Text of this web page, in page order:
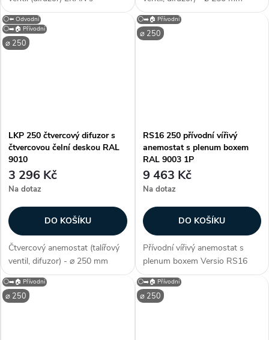
průměrem připojení 250 mm. S
neperforovaným čelním
panelem je určen...
(průměr), barva bílá (jako
RAL9003), vhodný do
kazetových stropů, univerzální
⌀ 250
⚪⬅️ Odvodní
⚪➡️🏠 Přívodní
LKP 250 čtvercový difuzor s
čtvercovou čelní deskou RAL
9010
3 296 Kč
Na dotaz
DO KOŠÍKU
Čtvercový anemostat (talířový
ventil, difuzor) - ⌀ 250 mm
(průměr), barva bílá (jako
RAL9010), vhodný do
kazetových stropů, univerzální
⌀ 250
⚪➡️🏠 Přívodní
RS16 250 přívodní vířivý
anemostat s plenum boxem
RAL 9003 1P
9 463 Kč
Na dotaz
DO KOŠÍKU
Přívodní vířivý anemostat s
plenum boxem Versio RS16
250 v barvě RAL 9003.
Čtvercový vířivý difuzor s
nastavitelnými lamelami ve
⌀ 250
⚪➡️🏠 Přívodní
⌀ 250
⚪➡️🏠 Přívodní